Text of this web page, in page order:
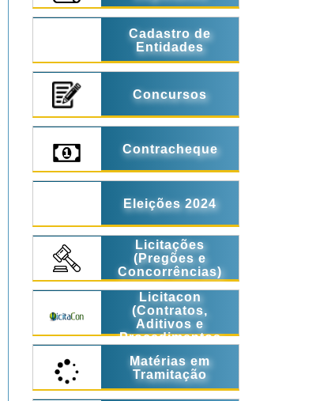
Cadastro de
Entidades
Concursos
Contracheque
Eleições 2024
Licitações
(Pregões e
Concorrências)
Licitacon
(Contratos,
Aditivos e
Procedimentos
Matérias em
Tramitação